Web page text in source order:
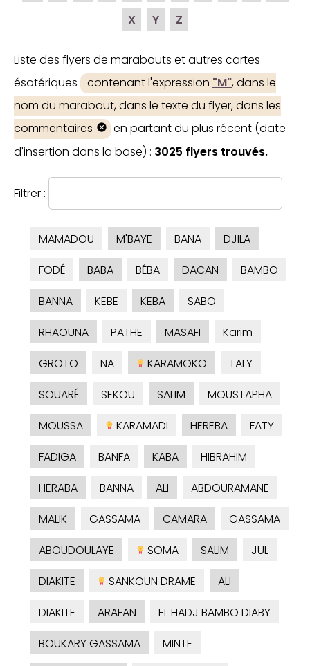
X
Y Z
Liste des flyers de marabouts et autres cartes
ésotériques
contenant l'expression "M", dans le
nom du marabout, dans le texte du flyer, dans les
commentaires
en partant du plus récent (date
d'insertion dans la base) : 3025 flyers trouvés.
Filtrer :
MAMADOU M'BAYE BANA
DJILA
FODÉ
BABA BÉBA DACAN
BAMBO
BANNA
KEBE KEBA
SABO
RHAOUNA
PATHE MASAFI
Karim
GROTO
NA KARAMOKO
TALY
SOUARÉ
SEKOU SALIM
MOUSTAPHA
MOUSSA
KARAMADI HEREBA
FATY
FADIGA
BANFA KABA
HIBRAHIM
HERABA
BANNA ALI
ABDOURAMANE
MALIK
GASSAMA CAMARA
GASSAMA
ABOUDOULAYE
SOMA SALIM
JUL
DIAKITE
SANKOUN DRAME
ALI
DIAKITE
ARAFAN
EL HADJ BAMBO DIABY
BOUKARY GASSAMA
MINTE